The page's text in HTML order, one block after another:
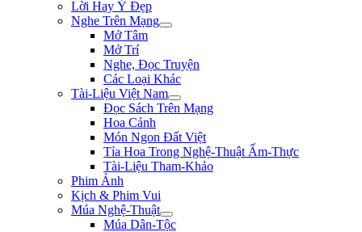
Lời Hay Ý Đẹp
Nghe Trên Mạng
Mở Tâm
Mở Trí
Nghe, Đọc Truyện
Các Loại Khác
Tài-Liệu Việt Nam
Đọc Sách Trên Mạng
Hoa Cảnh
Món Ngon Đất Việt
Tỉa Hoa Trong Nghệ-Thuật Ẩm-Thực
Tài-Liệu Tham-Khảo
Phim Ảnh
Kịch & Phim Vui
Múa Nghệ-Thuật
Múa Dân-Tộc